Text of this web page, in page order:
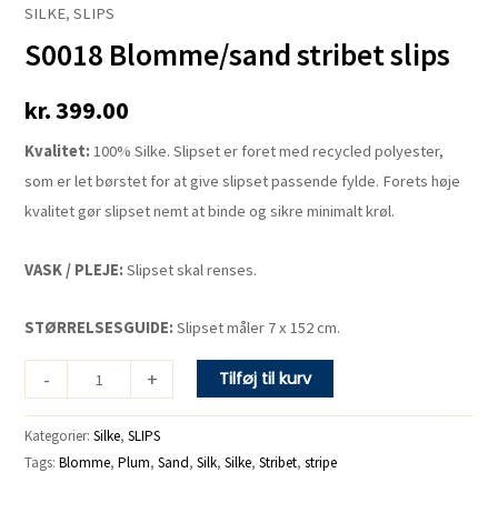
SILKE,SLIPS
S0018 Blomme/sand stribet slips
kr.399.00
Kvalitet: 100% Silke. Slipset er foret med recycled polyester,
som er let børstet for at give slipset passende fylde. Forets høje
kvalitet gør slipset nemt at binde og sikre minimalt krøl.
VASK / PLEJE: Slipset skal renses.
STØRRELSESGUIDE: Slipset måler 7 x 152 cm.
-
Blomme/sand
stribet
antal
+ Tilføj til kurv
Kategorier:Silke,SLIPS
Tags:Blomme,Plum,Sand,Silk,Silke,Stribet,stripe